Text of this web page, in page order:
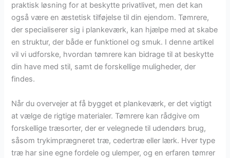
praktisk løsning for at beskytte privatlivet, men det kan
også være en æstetisk tilføjelse til din ejendom. Tømrere,
der specialiserer sig i plankeværk, kan hjælpe med at skabe
en struktur, der både er funktionel og smuk. I denne artikel
vil vi udforske, hvordan tømrere kan bidrage til at beskytte
din have med stil, samt de forskellige muligheder, der
findes.
Når du overvejer at få bygget et plankeværk, er det vigtigt
at vælge de rigtige materialer. Tømrere kan rådgive om
forskellige træsorter, der er velegnede til udendørs brug,
såsom trykimprægneret træ, cedertræ eller lærk. Hver type
træ har sine egne fordele og ulemper, og en erfaren tømrer